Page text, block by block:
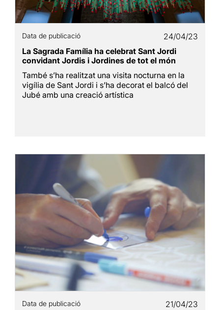
Data de publicació
24/04/23
La Sagrada Família ha celebrat Sant Jordi
convidant Jordis i Jordines de tot el món
També s’ha realitzat una visita nocturna en la
vigília de Sant Jordi i s’ha decorat el balcó del
Jubé amb una creació artística
Data de publicació 21/04/23